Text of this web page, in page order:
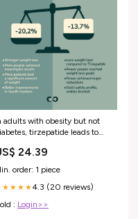
adults with obesity but not
tirzepatide leads to
semaglutide over 72
and nearly double the
patients on tirzepatide meet
25% weight-loss target.
24.39
order: 1 piece
4.3 (20 reviews)
: Login>>